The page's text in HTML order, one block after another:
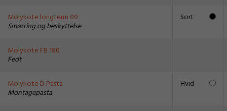
Molykote longterm 00
Smørring og beskyttelse
Sort
Molykote FB 180
Fedt
Molykote D Pasta
Montagepasta
Hvid